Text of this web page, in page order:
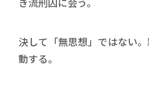
決して「無思想」ではない
動する。